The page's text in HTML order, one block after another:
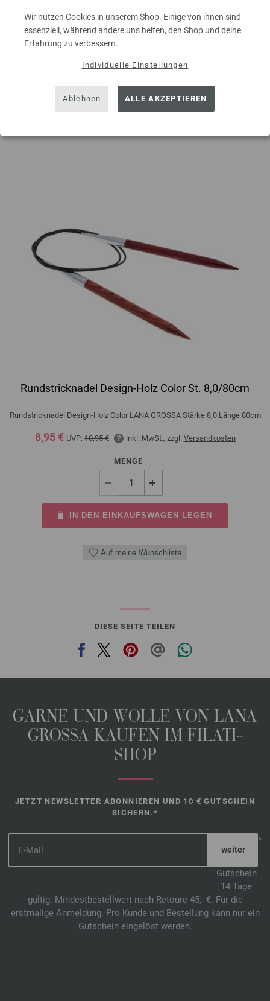
Wir nutzen Cookies in unserem Shop. Einige von ihnen sind
essenziell, während andere uns helfen, den Shop und deine
Erfahrung zu verbessern.
Individuelle Einstellungen
Ablehnen ALLE AKZEPTIEREN
MENGE
IN DEN EINKAUFSWAGEN LEGEN
Rundstricknadel Design-Holz Color St. 8,0/80cm
Rundstricknadel Design-Holz Color LANA GROSSA Stärke 8,0 Länge 80cm
8,95 € UVP:10,95 € inkl. MwSt., zzgl. Versandkosten
MENGE
IN DEN EINKAUFSWAGEN LEGEN
Auf meine Wunschliste
DIESE SEITE TEILEN
GARNE UND WOLLE VON LANA
GROSSA KAUFEN IM FILATI-
SHOP
JETZT NEWSLETTER ABONNIEREN UND 10 € GUTSCHEIN
SICHERN.*
*
Gutschein
14 Tage
gültig. Mindestbestellwert nach Retoure 45,- €. Für die
erstmalige Anmeldung. Pro Kunde und Bestellung kann nur ein
Gutschein eingelöst werden.